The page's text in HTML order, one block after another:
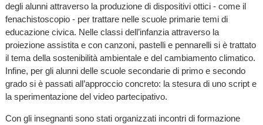
degli alunni attraverso la produzione di dispositivi ottici - come il
fenachistoscopio - per trattare nelle scuole primarie temi di
educazione civica. Nelle classi dell’infanzia attraverso la
proiezione assistita e con canzoni, pastelli e pennarelli si è trattato
il tema della sostenibilità ambientale e del cambiamento climatico.
Infine, per gli alunni delle scuole secondarie di primo e secondo
grado si è passati all’approccio concreto: la stesura di uno script e
la sperimentazione del video partecipativo.
Con gli insegnanti sono stati organizzati incontri di formazione